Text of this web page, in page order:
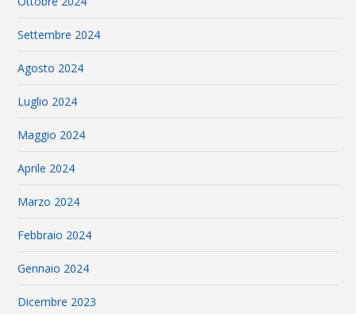
Settembre 2024
Agosto 2024
Luglio 2024
Maggio 2024
Aprile 2024
Marzo 2024
Febbraio 2024
Gennaio 2024
Dicembre 2023